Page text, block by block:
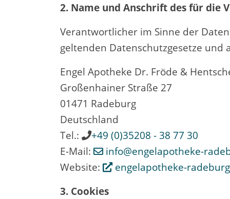
2. Name und Anschrift des für die
Verantwortlicher im Sinne der
geltenden Datenschutzgesetze
Engel Apotheke Dr. Fröde &
Großenhainer Straße 27
01471 Radeburg
Deutschland
Tel.:
+49 (0)35208 - 38 77 30
E-Mail:
info­@­engelapotheke-
Website:
engelapotheke-
3. Cookies